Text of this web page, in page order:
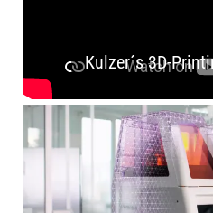
Kulzer´s 3D-